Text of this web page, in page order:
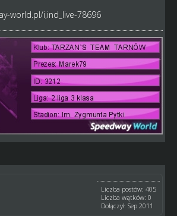
world.pl/i,ind_live-78696
Liczba postów: 405
Liczba wątków: 0
Dołączył: Sep 2011